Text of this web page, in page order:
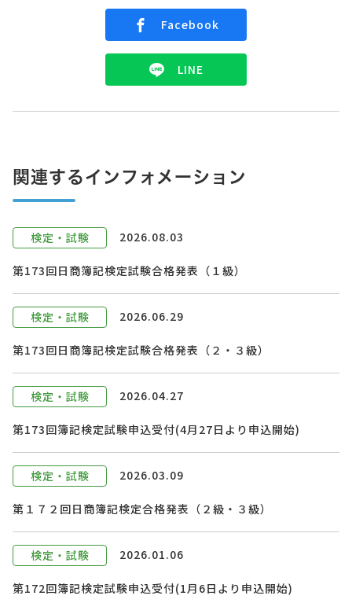
Facebook
LINE
関連するインフォメーション
検定・試験 2026.08.03
第173回日商簿記検定試験合格発表（１級）
検定・試験 2026.06.29
第173回日商簿記検定試験合格発表（２・３級）
検定・試験 2026.04.27
第173回簿記検定試験申込受付(4月27日より申込開始)
検定・試験 2026.03.09
第１７２回日商簿記検定合格発表（２級・３級）
検定・試験 2026.01.06
第172回簿記検定試験申込受付(1月6日より申込開始)